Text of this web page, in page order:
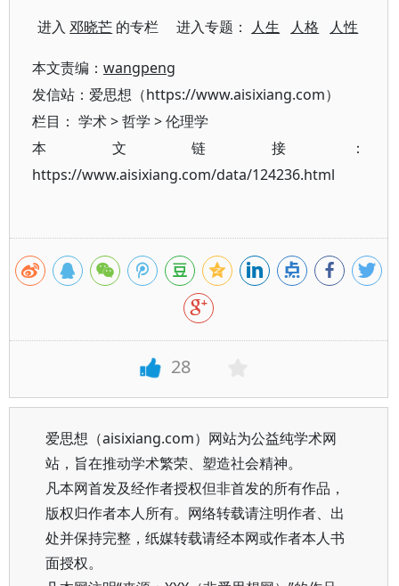
进入邓晓芒 的专栏 进入专题： 人生 人格 人性
本文责编： wangpeng
发信站：爱思想（https://www.aisixiang.com）
栏目： 学术>哲学 >伦理学
本文链接：
https://www.aisixiang.com/data/124236.html
28
爱思想（aisixiang.com）网站为公益纯学术网
站，旨在推动学术繁荣、塑造社会精神。
凡本网首发及经作者授权但非首发的所有作品，
版权归作者本人所有。网络转载请注明作者、出
处并保持完整，纸媒转载请经本网或作者本人书
面授权。